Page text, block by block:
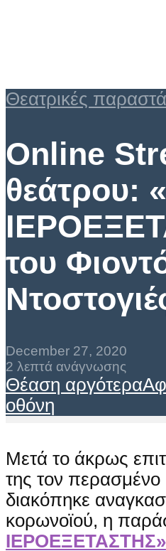
Θεατρικές
Online
θεάτρου:
του
December 27, 2020
2 λεπτά ανάγνωσης
Θέαση αργότερα
οθόνη
Μετά το άκρως
της τον περασμένο
διακόπηκε
κορωνοϊού, η
ΙΕΡΟΕΞΕΤΑΣΤΗΣ»